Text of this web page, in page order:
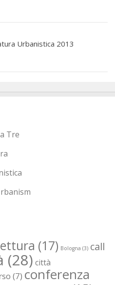
Urbanistica 2013
Tre
(17) Bologna (3) call
(28) città
(7) conferenza